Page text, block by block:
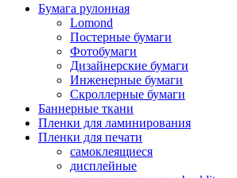
Бумага рулонная
Lomond
Постерные бумаги
Фотобумаги
Дизайнерские бумаги
Инженерные бумаги
Скроллерные бумаги
Баннерные ткани
Пленки для ламинирования
Пленки для печати
самоклеящиеся
дисплейные